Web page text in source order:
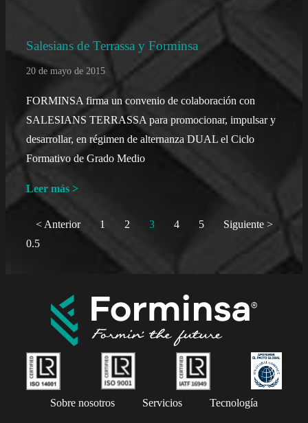
Salesians de Terrassa y Forminsa
20 de mayo de 2015
FORMINSA firma un convenio de colaboración con
SALESIANS TERRASSA para promocionar, impulsar y
desarrollar, en régimen de alternanza DUAL el Ciclo
Formativo de Grado Medio
Leer más >
< Anterior 1 2 3 4 5 Siguiente >
Sobre nosotros Servicios Tecnología